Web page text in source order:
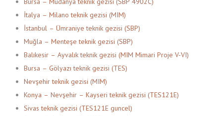
İtalya – Milano teknik gezisi (MIM)
İstanbul – Ümraniye teknik gezisi (SBP)
Muğla – Menteşe teknik gezisi (SBP)
Balıkesir – Ayvalık teknik gezisi (MIM Mimari Proje V-VI)
Bursa – Gölyazı teknik gezisi (TES)
Nevşehir teknik gezisi (MIM)
Konya – Nevşehir – Kayseri teknik gezisi (TES121E)
Sivas teknik gezisi (TES121E guncel)